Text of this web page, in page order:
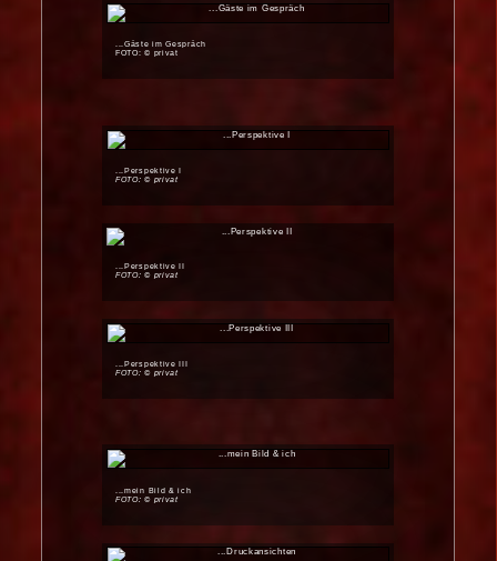
...Gäste im Gespräch
FOTO: © privat
...Perspektive I
FOTO: © privat
...Perspektive II
FOTO: © privat
...Perspektive III
FOTO: © privat
...mein Bild & ich
FOTO: © privat